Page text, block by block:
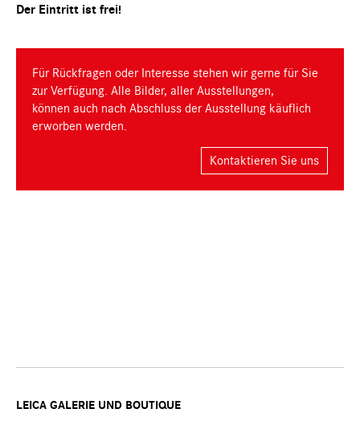
Der Eintritt ist frei!
Für Rückfragen oder Interesse stehen wir gerne für Sie
zur Verfügung. Alle Bilder, aller Ausstellungen,
können auch nach Abschluss der Ausstellung käuflich
erworben werden.
Kontaktieren Sie uns
LEICA GALERIE UND BOUTIQUE